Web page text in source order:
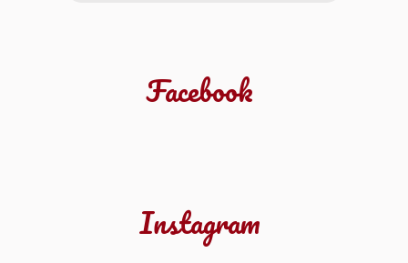
Facebook
Instagram